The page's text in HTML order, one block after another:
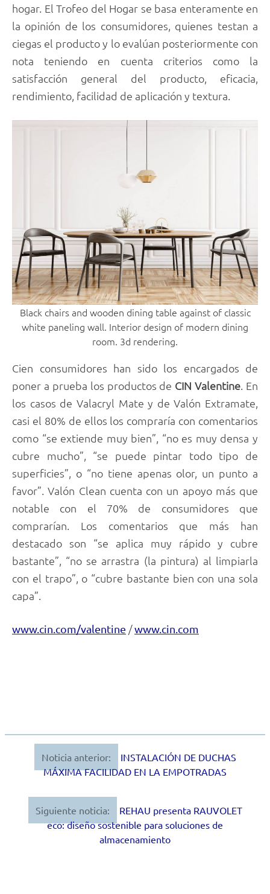
hogar. El Trofeo del Hogar se basa enteramente en
la opinión de los consumidores, quienes testan a
ciegas el producto y lo evalúan posteriormente con
nota teniendo en cuenta criterios como la
satisfacción general del producto, eficacia,
rendimiento, facilidad de aplicación y textura.
Black chairs and wooden dining table against of classic
white paneling wall. Interior design of modern dining
room. 3d rendering.
Cien consumidores han sido los encargados de
poner a prueba los productos de CIN Valentine. En
los casos de Valacryl Mate y de Valón Extramate,
casi el 80% de ellos los compraría con comentarios
como “se extiende muy bien”, “no es muy densa y
cubre mucho”, “se puede pintar todo tipo de
superficies”, o “no tiene apenas olor, un punto a
favor”. Valón Clean cuenta con un apoyo más que
notable con el 70% de consumidores que
comprarían. Los comentarios que más han
destacado son “se aplica muy rápido y cubre
bastante”, “no se arrastra (la pintura) al limpiarla
con el trapo”, o “cubre bastante bien con una sola
capa”.
www.cin.com/valentine /www.cin.com
Navegación
entradas
Noticia anterior:
INSTALACIÓN DE DUCHAS
MÁXIMA FACILIDAD EN LA EMPOTRADAS
Siguiente noticia:
REHAU presenta RAUVOLET
eco: diseño sostenible para soluciones de
almacenamiento